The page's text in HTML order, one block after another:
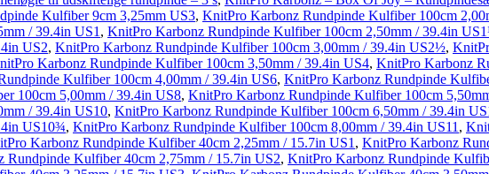
Kulfiber 9cm 3,25mm US3, KnitPro Karbonz Rundpinde Kulfiber 100cm
/ 39.4in US1 , KnitPro Karbonz Rundpinde Kulfiber 100cm 2,50mm / 39.4in
US2, KnitPro Karbonz Rundpinde Kulfiber 100cm 3,00mm / 39.4in US2½,
Karbonz Rundpinde Kulfiber 100cm 3,50mm / 39.4in US4, KnitPro Karbonz
Kulfiber 100cm 4,00mm / 39.4in US6, KnitPro Karbonz Rundpinde
100cm 5,00mm / 39.4in US8, KnitPro Karbonz Rundpinde Kulfiber 100cm
/ 39.4in US10, KnitPro Karbonz Rundpinde Kulfiber 100cm 6,50mm / 39.4in
US10¾, KnitPro Karbonz Rundpinde Kulfiber 100cm 8,00mm / 39.4in US11 ,
Karbonz Rundpinde Kulfiber 40cm 2,25mm / 15.7in US1 , KnitPro Karbonz
Rundpinde Kulfiber 40cm 2,75mm / 15.7in US2, KnitPro Karbonz Rundpinde